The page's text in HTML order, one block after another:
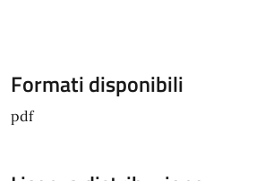
Formati disponibili
pdf